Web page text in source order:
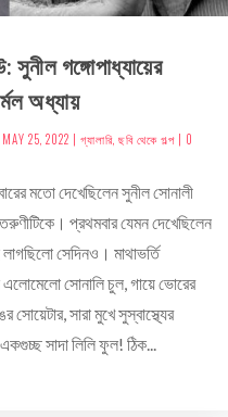
সুনীল গঙ্গোপাধ্যায়ের
অধ্যায়
MAY 25, 2022 |গ্যালারি,ছবি থেকে গল্প | 0
মতো দেখেছিলেন সুনীল সোনালী
তরুণীটিকে। প্রথমবার যেমন দেখেছিলেন
সেদিনও। মাথাভর্তি
সোনালি চুল, গায়ে ভোরের
সোয়েটার, সারা মুখে সুস্বাস্থ্যের
সাদা লিলি ফুল! ঠিক...